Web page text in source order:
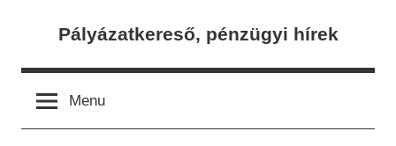
Pályázatkereső, pénzügyi hírek
Menu